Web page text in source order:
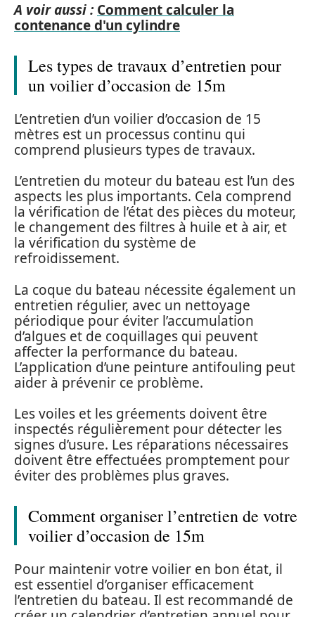
A voir aussi : Comment calculer la
contenance d'un cylindre
Les types de travaux d’entretien pour
un voilier d’occasion de 15m
L’entretien d’un voilier d’occasion de 15
mètres est un processus continu qui
comprend plusieurs types de travaux.
L’entretien du moteur du bateau est l’un des
aspects les plus importants. Cela comprend
la vérification de l’état des pièces du moteur,
le changement des filtres à huile et à air, et
la vérification du système de
refroidissement.
La coque du bateau nécessite également un
entretien régulier, avec un nettoyage
périodique pour éviter l’accumulation
d’algues et de coquillages qui peuvent
affecter la performance du bateau.
L’application d’une peinture antifouling peut
aider à prévenir ce problème.
Les voiles et les gréements doivent être
inspectés régulièrement pour détecter les
signes d’usure. Les réparations nécessaires
doivent être effectuées promptement pour
éviter des problèmes plus graves.
Comment organiser l’entretien de votre
voilier d’occasion de 15m
Pour maintenir votre voilier en bon état, il
est essentiel d’organiser efficacement
l’entretien du bateau. Il est recommandé de